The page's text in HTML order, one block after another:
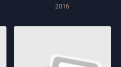
2016